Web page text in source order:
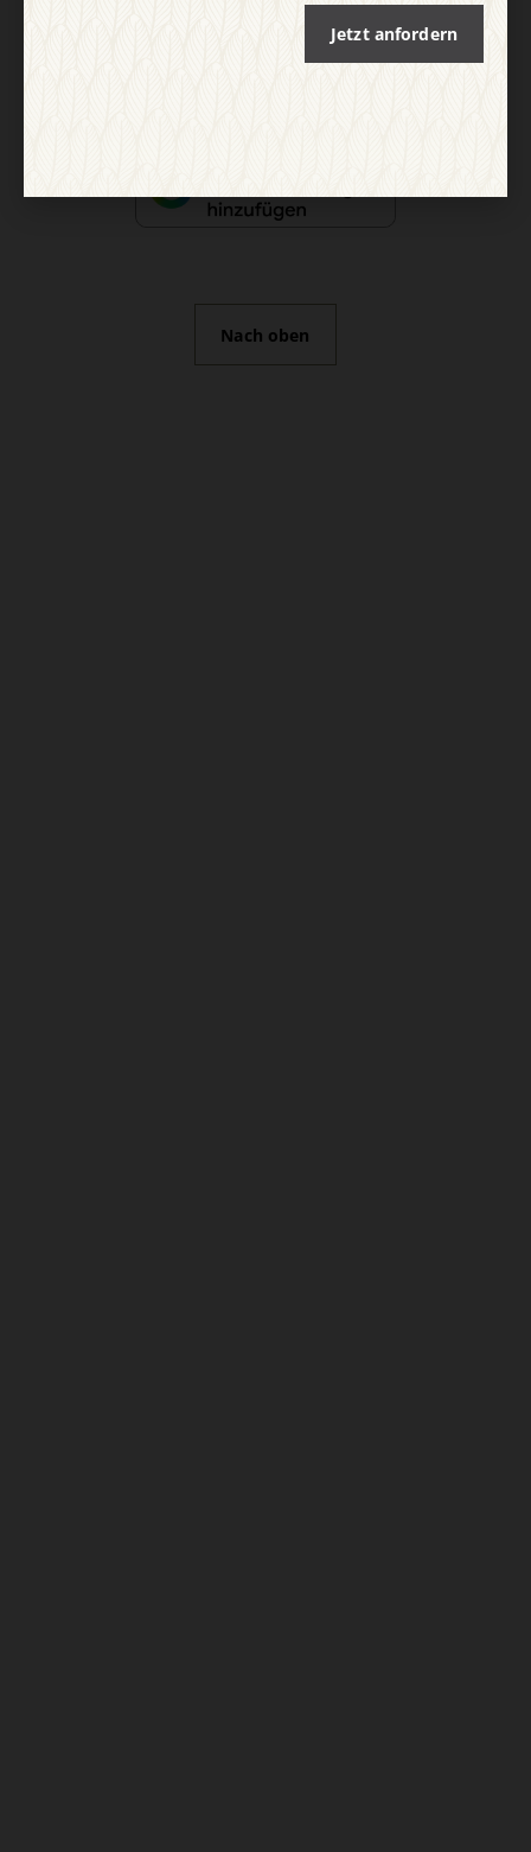
Abo online kündigen
Nach oben
Jetzt anfordern